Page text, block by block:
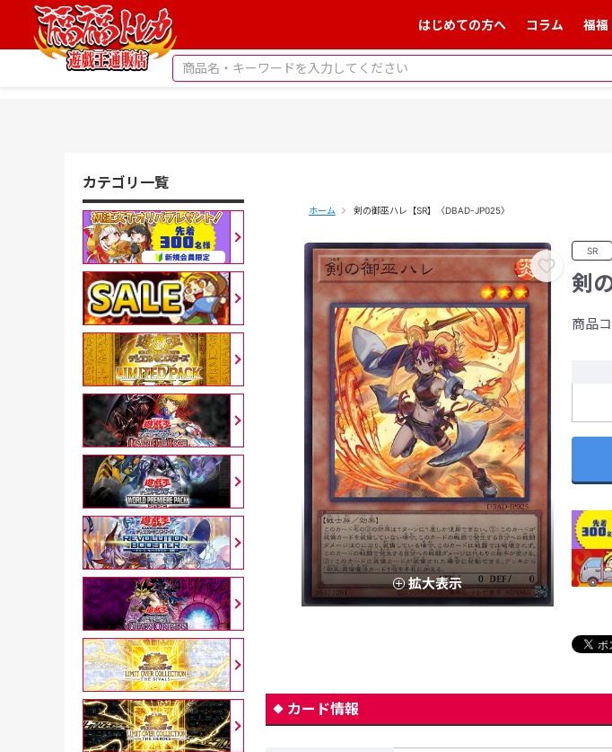
はじめての方へ コラム 福福
ホーム 剣の御巫ハレ【SR】〈DBAD-JP025〉
拡大表示
SR
剣
商品
カード情報
カテゴリ一覧